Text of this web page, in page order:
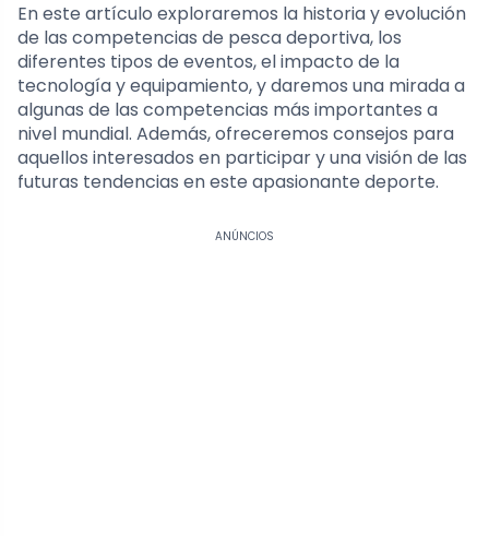
En este artículo exploraremos la historia y evolución
de las competencias de pesca deportiva, los
diferentes tipos de eventos, el impacto de la
tecnología y equipamiento, y daremos una mirada a
algunas de las competencias más importantes a
nivel mundial. Además, ofreceremos consejos para
aquellos interesados en participar y una visión de las
futuras tendencias en este apasionante deporte.
ANÚNCIOS